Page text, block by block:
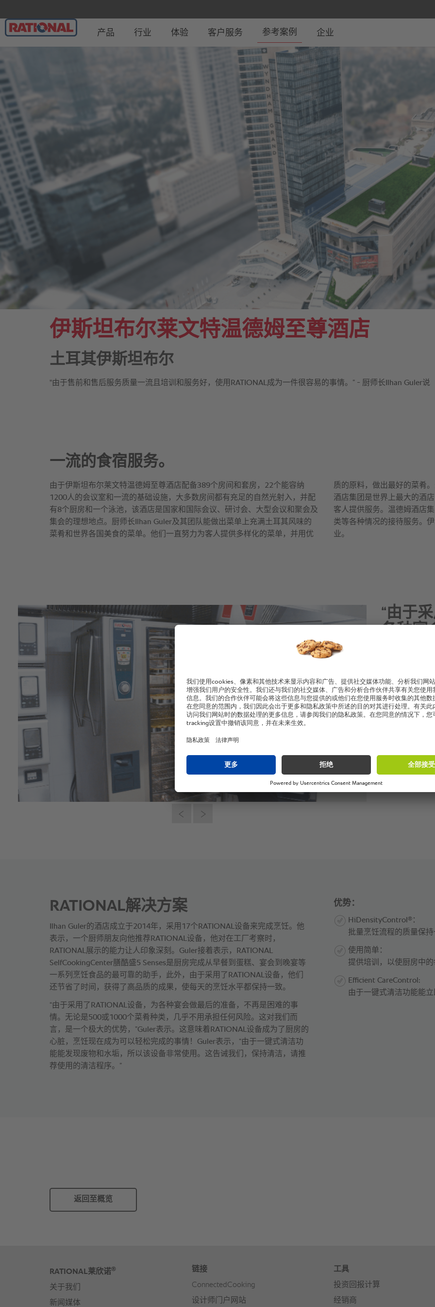
伊斯坦布尔莱文特温德姆至尊酒店
土耳其伊斯坦布尔
"由于售前和售后服务质量一流且培训和服务好，使用RATIONAL成为一件很容易的事情。” - 厨师长Ilhan Guler说
"由于
且培训
厨师长Ilhan
RATIONAL解决方案
Ilhan Guler的酒店成立于2014年，采用17个RATIONAL设备来完成烹饪。他
表示，一个厨师朋友向他推荐RATIONAL设备，他对在工厂考察时，
RATIONAL展示的能力让人印象深刻。Guler接着表示，RATIONAL
SelfCookingCenter膳酷盛5 Senses是厨房完成从早餐到蛋糕、宴会到晚宴等
一系列烹饪食品的最可靠的助手，此外，由于采用了RATIONAL设备，他们
还节省了时间，获得了高品质的成果，使每天的烹饪水平都保持一致。
“由于采用了RATIONAL设备，为各种宴会做最后的准备，不再是困难的事
情。无论是500或1000个菜肴种类，几乎不用承担任何风险。这对我们而
言，是一个极大的优势，”Guler表示。这意味着RATIONAL设备成为了厨房的
心脏，烹饪现在成为可以轻松完成的事情！Guler表示，“由于一键式清洁功
能能发现废物和水垢，所以该设备非常使用。这告诫我们，保持清洁，请推
荐使用的清洁程序。”
优势：
HiDensityControl ® ：
批量烹饪流程的质量保
使用简单：
提供培训，以使厨房中
Efficient CareControl:
由于一键式清洁功能能
返回至概览